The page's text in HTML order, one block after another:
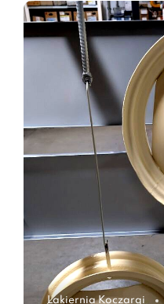
Lakiernia Koczargi